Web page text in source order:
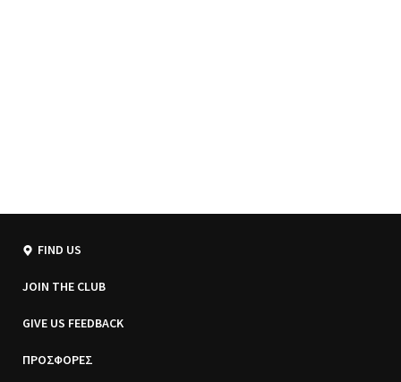
FIND US
JOIN THE CLUB
GIVE US FEEDBACK
ΠΡΟΣΦΟΡΕΣ